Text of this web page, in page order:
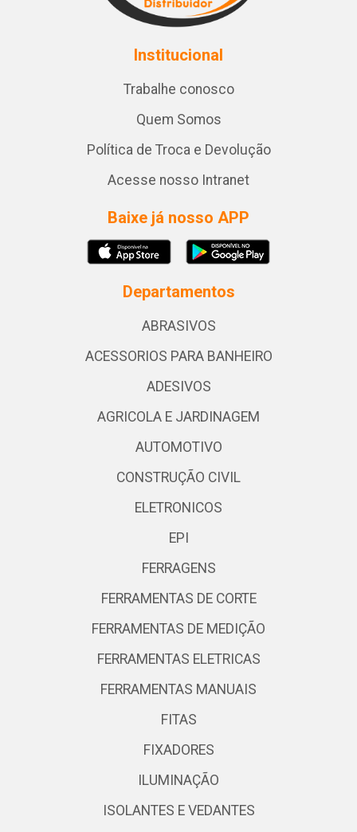
Institucional
Trabalhe conosco
Quem Somos
Política de Troca e Devolução
Acesse nosso Intranet
Baixe já nosso APP
Departamentos
ABRASIVOS
ACESSORIOS PARA BANHEIRO
ADESIVOS
AGRICOLA E JARDINAGEM
AUTOMOTIVO
CONSTRUÇÃO CIVIL
ELETRONICOS
EPI
FERRAGENS
FERRAMENTAS DE CORTE
FERRAMENTAS DE MEDIÇÃO
FERRAMENTAS ELETRICAS
FERRAMENTAS MANUAIS
FITAS
FIXADORES
ILUMINAÇÃO
ISOLANTES E VEDANTES